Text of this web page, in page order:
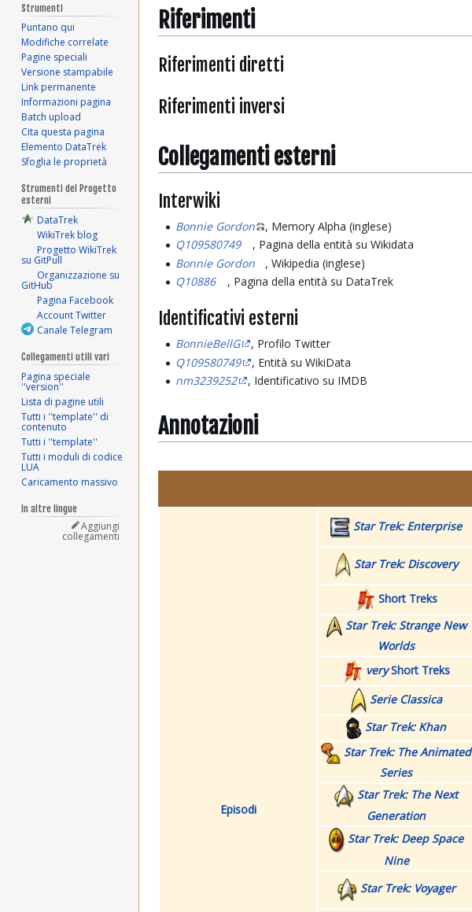
Riferimenti
Riferimenti diretti
Riferimenti inversi
Collegamenti esterni
Interwiki
Bonnie Gordon
, Memory Alpha (inglese)
Q109580749
, Pagina della entità su Wikidata
Bonnie Gordon
, Wikipedia (inglese)
Q10886
, Pagina della entità su DataTrek
Identificativi esterni
BonnieBellG
, Profilo Twitter
Q109580749
, Entità su WikiData
nm3239252
, Identificativo su IMDB
Annotazioni
Episodi
Star Trek: Enterprise
Star Trek: Discovery
Short Treks
Star Trek: Strange New
Worlds
veryShort Treks
Serie Classica
Star Trek: Khan
Star Trek: The Animated
Series
Star Trek: The Next
Generation
Star Trek: Deep Space
Nine
Star Trek: Voyager
Strumenti
Puntano qui
Modifiche correlate
Pagine speciali
Versione stampabile
Link permanente
Informazioni pagina
Batch upload
Cita questa pagina
Elemento DataTrek
Sfoglia le proprietà
Strumenti del Progetto
esterni
DataTrek
WikiTrek blog
Progetto WikiTrek
su GitPull
Organizzazione su
GitHub
Pagina Facebook
Account Twitter
Canale Telegram
Collegamenti utili vari
Pagina speciale
''version''
Lista di pagine utili
Tutti i ''template'' di
contenuto
Tutti i ''template''
Tutti i moduli di codice
LUA
Caricamento massivo
In altre lingue
Aggiungi
collegamenti